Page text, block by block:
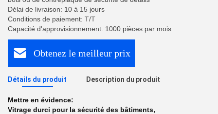
Délai de livraison: 10 à 15 jours
Conditions de paiement: T/T
Capacité d'approvisionnement: 1000 pièces par mois
Obtenez le meilleur prix
Détails du produit Description du produit
Mettre en évidence:
Vitrage durci pour la sécurité des bâtiments,